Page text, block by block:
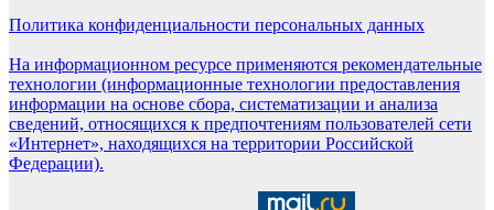
Политика конфиденциальности персональных данных
На информационном ресурсе применяются рекомендательные
технологии (информационные технологии предоставления
информации на основе сбора, систематизации и анализа
сведений, относящихся к предпочтениям пользователей сети
«Интернет», находящихся на территории Российской
Федерации).